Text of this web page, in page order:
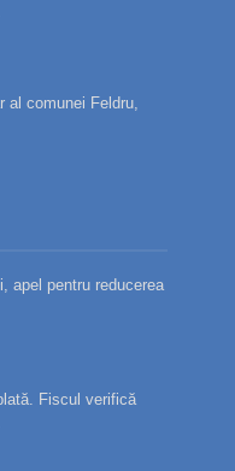
al comunei Feldru,
apel pentru reducerea
Fiscul verifică